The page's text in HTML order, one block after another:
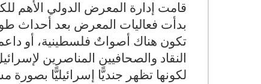
قامت إدارة المعرض الدولي الأهم
بدأت فعاليات المعرض بعد أحداث
تكون هناك أصواتٌ فلسطينية، أو
النقاد والصحافيين المناصرين
لكونها تظهر جنديًّا إسرائيليًّا